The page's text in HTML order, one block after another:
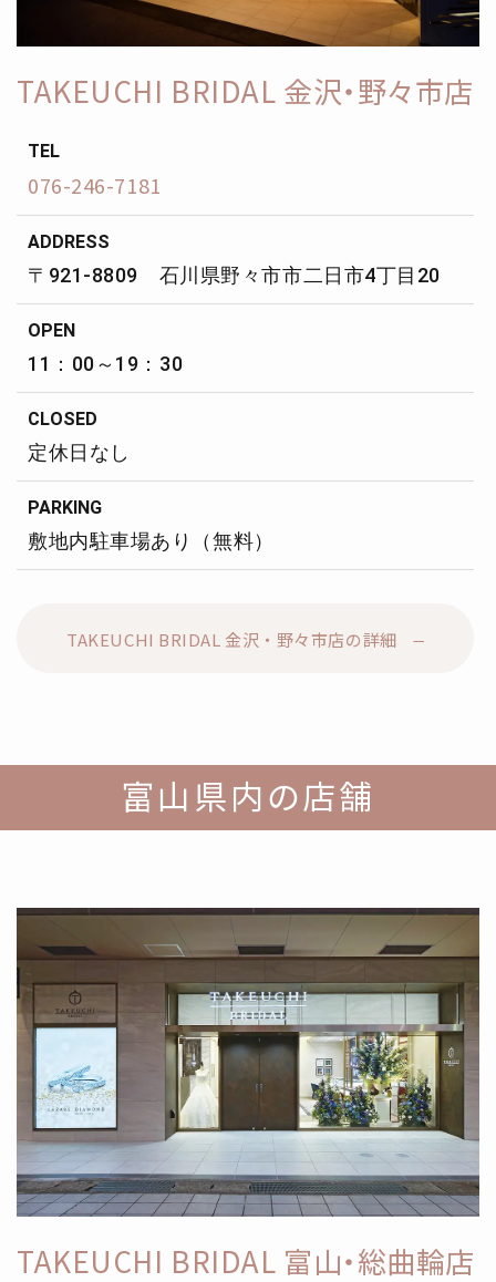
TAKEUCHI BRIDAL 金沢・野々市店
TEL
076-246-7181
ADDRESS
〒921-8809 石川県野々市市二日市4丁目20
OPEN
11：00～19：30
CLOSED
定休日なし
PARKING
敷地内駐車場あり（無料）
TAKEUCHI BRIDAL 金沢・野々市店の詳細
富山県内の店舗
TAKEUCHI BRIDAL 富山・総曲輪店